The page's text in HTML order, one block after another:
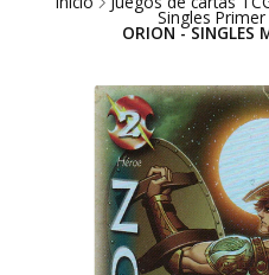
Singles
ORION - SINGLES